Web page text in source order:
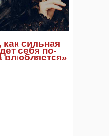
сильная
себя по-
влюбляется»